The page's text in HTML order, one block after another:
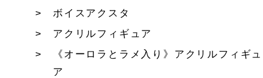
ボイスアクスタ
アクリルフィギュア
《オーロラとラメ入り》アクリルフィギュ
ア